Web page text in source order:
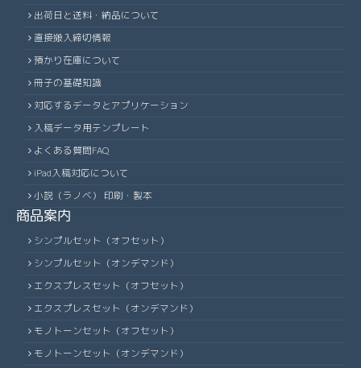
出荷日と送料・納品について
直接搬入締切情報
預かり在庫について
冊子の基礎知識
対応するデータとアプリケーション
入稿データ用テンプレート
よくある質問FAQ
iPad入稿対応について
小説（ラノベ） 印刷・製本
商品案内
シンプルセット（オフセット）
シンプルセット（オンデマンド）
エクスプレスセット（オフセット）
エクスプレスセット（オンデマンド）
モノトーンセット（オフセット）
モノトーンセット（オンデマンド）